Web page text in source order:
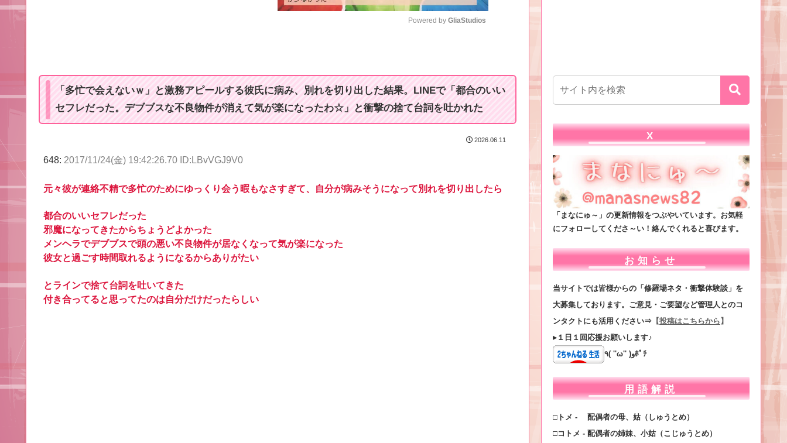
t
e
Powered by GliaStudios
「多忙で会えないｗ」と激務アピールする彼氏に病み、別れを切り出した結果。LINEで「都合のいい
セフレだった。デブブスな不良物件が消えて気が楽になったわ☆」と衝撃の捨て台詞を吐かれた
2026.06.11
648: 2017/11/24(金) 19:42:26.70 ID:LBvVGJ9V0
元々彼が連絡不精で多忙のためにゆっくり会う暇もなさすぎて、自分が病みそうになって別れを切り出したら
都合のいいセフレだった
邪魔になってきたからちょうどよかった
メンヘラでデブブスで頭の悪い不良物件が居なくなって気が楽になった
彼女と過ごす時間取れるようになるからありがたい
とラインで捨て台詞を吐いてきた
付き合ってると思ってたのは自分だけだったらしい
X
「まなにゅ～」の更新情報をつぶやいています。お気軽
にフォローしてくださ～い！絡んでくれると喜びます。
お知らせ
当サイトでは皆様からの「修羅場ネタ・衝撃体験談」を
大募集しております。ご意見・ご要望など管理人とのコ
ンタクトにも活用ください⇒ 【投稿はこちらから 】
▸１日１回応援お願いします♪
٩( ''ω'' )وﾎﾟﾁ
用語解説
□トメ - 配偶者の母、姑（しゅうとめ）
□コトメ - 配偶者の姉妹、小姑（こじゅうとめ）